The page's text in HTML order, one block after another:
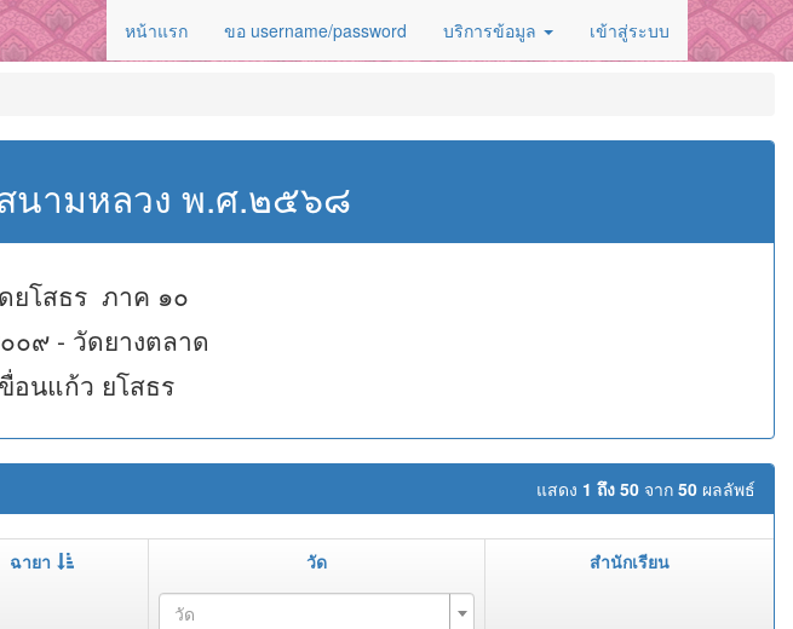
หน้าแรก ขอ username/password บริการข้อมูล เข้าสู่ระบบ
นามหลวง พ.ศ.๒๕๖๘
ยโสธร ภาค ๑๐
๙ - วัดยางตลาด
อนแก้ว ยโสธร
แสดง 1 ถึง 50 จาก 50 ผลลัพธ์
ฉายา วัด สำนักเรียน
วัด